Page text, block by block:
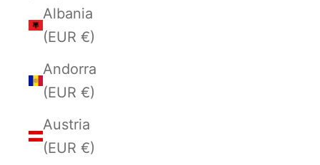
Albania
(EUR €)
Andorra
(EUR €)
Austria
(EUR €)